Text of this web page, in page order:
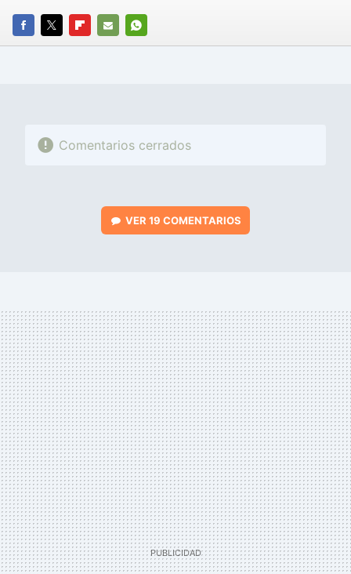
FACEBOOK
TWITTERFLIPBOARD
E-
WHATSAPP
Comentarios cerrados
VER 19 COMENTARIOS